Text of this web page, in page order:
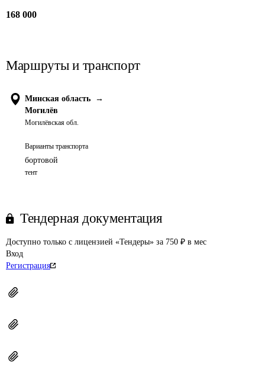
168 000
Маршруты и транспорт
Минская область
→
Могилёв
Могилёвская обл.
Варианты транспорта
бортовой
тент
Тендерная документация
Доступно только с лицензией «Тендеры» за 750 ₽ в мес
Вход
Регистрация